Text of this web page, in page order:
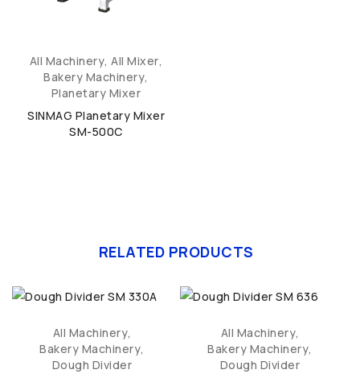
All Machinery,All Mixer,
Bakery Machinery,
Planetary Mixer
SINMAG Planetary Mixer
SM-500C
RELATED PRODUCTS
All Machinery,
Bakery Machinery,
Dough Divider
All Machinery,
Bakery Machinery,
Dough Divider